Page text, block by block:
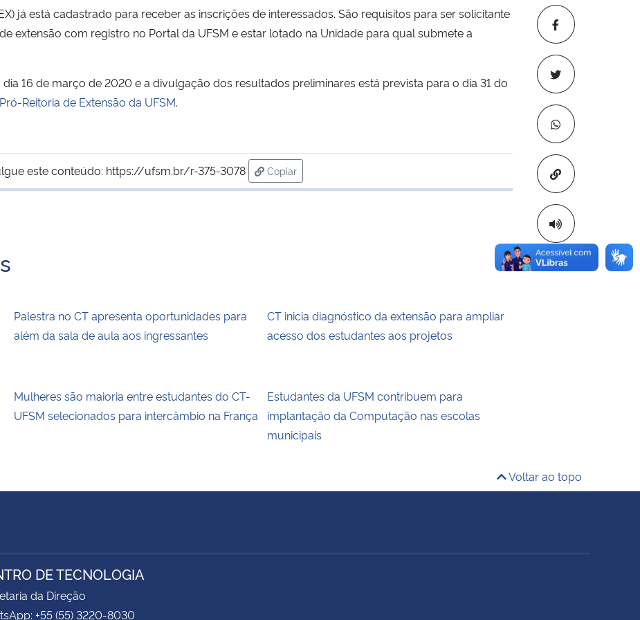
Copiar para
já está cadastrado para receber as inscrições de interessados. São requisitos para ser solicitante
extensão com registro no Portal da UFSM e estar lotado na Unidade para qual submete a
16 de março de 2020 e a divulgação dos resultados preliminares está prevista para o dia 31 do
Reitoria de Extensão da UFSM.
este conteúdo: https://ufsm.br/r-375-3078
Copiar
para área de transferência
Palestra no CT apresenta oportunidades para
além da sala de aula aos ingressantes
CT inicia diagnóstico da extensão para ampliar
acesso dos estudantes aos projetos
Mulheres são maioria entre estudantes do CT-
UFSM selecionados para intercâmbio na França
Estudantes da UFSM contribuem para
implantação da Computação nas escolas
municipais
Voltar ao topo
DE TECNOLOGIA
da Direção
+55 (55) 3220-8030